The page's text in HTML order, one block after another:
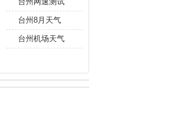
台州8月天气
台州机场天气